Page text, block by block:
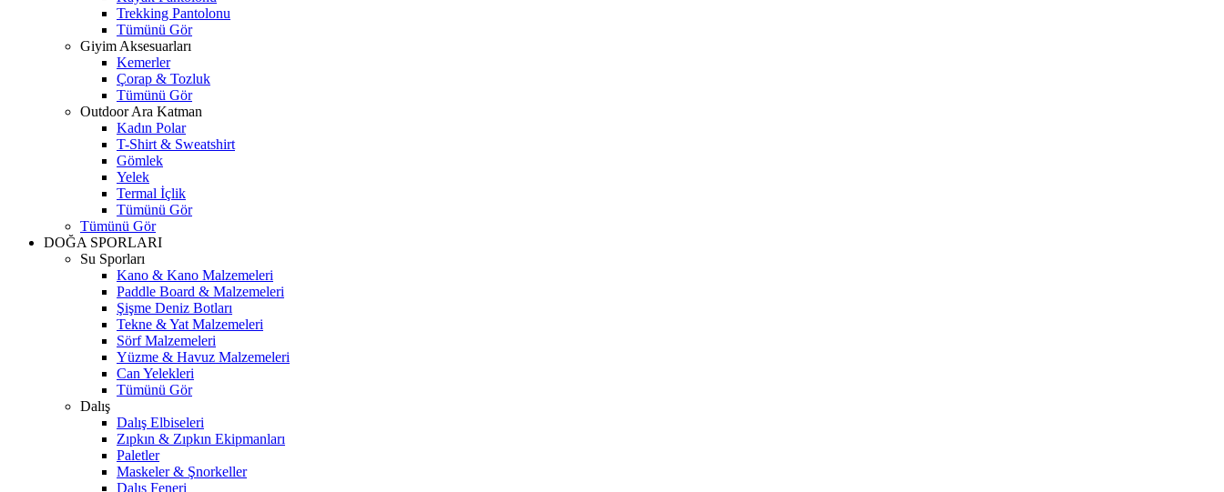
Trekking Pantolonu
Tümünü Gör
Giyim Aksesuarları
Kemerler
Çorap & Tozluk
Tümünü Gör
Outdoor Ara Katman
Kadın Polar
T-Shirt & Sweatshirt
Gömlek
Yelek
Termal İçlik
Tümünü Gör
Tümünü Gör
DOĞA SPORLARI
Su Sporları
Kano & Kano Malzemeleri
Paddle Board & Malzemeleri
Şişme Deniz Botları
Tekne & Yat Malzemeleri
Sörf Malzemeleri
Yüzme & Havuz Malzemeleri
Can Yelekleri
Tümünü Gör
Dalış
Dalış Elbiseleri
Zıpkın & Zıpkın Ekipmanları
Paletler
Maskeler & Şnorkeller
Dalış Feneri